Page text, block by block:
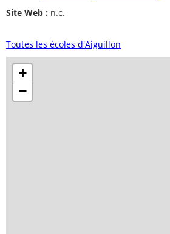
Site Web : n.c.
Toutes les écoles d'Aiguillon
+
−